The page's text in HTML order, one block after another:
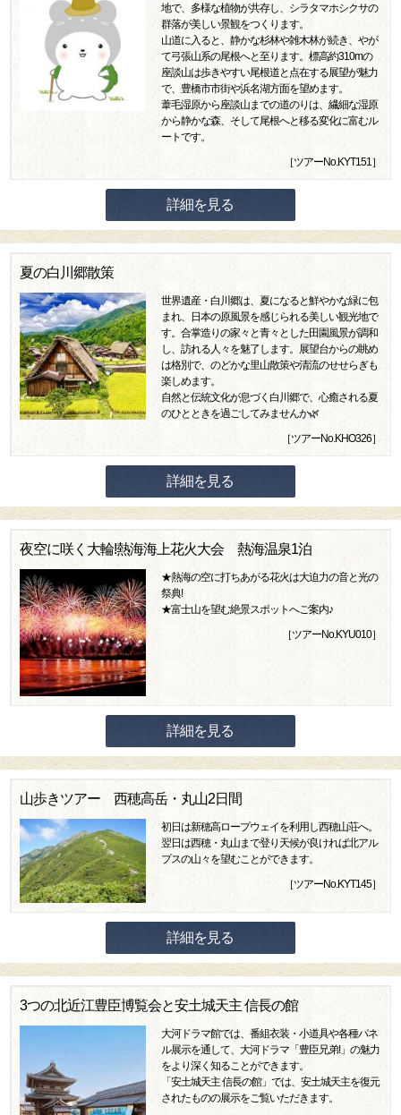
地で、多様な植物が共存し、シラタマホシクサの
群落が美しい景観をつくります。
山道に入ると、静かな杉林や雑木林が続き、やが
て弓張山系の尾根へと至ります。標高約310mの
座談山は歩きやすい尾根道と点在する展望が魅力
で、豊橋市市街や浜名湖方面を望めます。
葦毛湿原から座談山までの道のりは、繊細な湿原
から静かな森、そして尾根へと移る変化に富むル
ートです。
［ツアーNo.KYT151］
詳細を見る
夏の白川郷散策
世界遺産・白川郷は、夏になると鮮やかな緑に包
まれ、日本の原風景を感じられる美しい観光地で
す。合掌造りの家々と青々とした田園風景が調和
し、訪れる人々を魅了します。展望台からの眺め
は格別で、のどかな里山散策や清流のせせらぎも
楽しめます。
自然と伝統文化が息づく白川郷で、心癒される夏
のひとときを過ごしてみませんか🌿
［ツアーNo.KHO326］
詳細を見る
夜空に咲く大輪!熱海海上花火大会 熱海温泉1泊
★熱海の空に打ちあがる花火は大迫力の音と光の
祭典!
★富士山を望む絶景スポットへご案内♪
［ツアーNo.KYU010］
詳細を見る
山歩きツアー 西穂高岳・丸山2日間
初日は新穂高ロープウェイを利用し西穂山荘へ。
翌日は西穂・丸山まで登り天候が良ければ北アル
プスの山々を望むことができます。
［ツアーNo.KYT145］
詳細を見る
3つの北近江豊臣博覧会と安土城天主 信長の館
大河ドラマ館では、番組衣装・小道具や各種パネ
ル展示を通して、大河ドラマ「豊臣兄弟!」の魅力
をより深く知ることができます。
「安土城天主 信長の館」では、安土城天主を復元
されたものの展示をご覧いただきます。